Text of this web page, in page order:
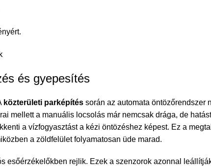
és gyepesítés
közterületi parképítés során az automata öntözőrendszer
mellett a manuális locsolás már nemcsak drága, de
a vízfogyasztást a kézi öntözéshez képest. Ez a
a zöldfelület folyamatosan üde marad.
esőérzékelőkben rejlik. Ezek a szenzorok azonnal